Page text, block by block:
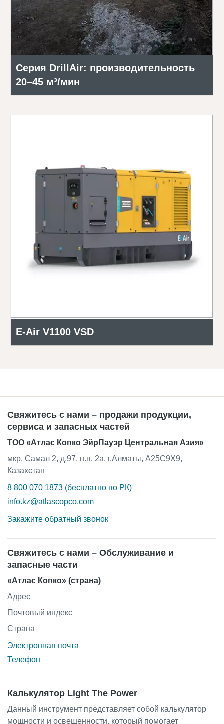
Серия DrillAir: производительность
20–45 м³/мин
E-Air V1100 VSD
Свяжитесь с нами – продажи продукции,
сервиса и запасных частей
ТОО «Атлас Копко ЭйрПауэр Центральная Азия»
мкр. Самал 2, д.97, н.п. 2а, г.Алматы, A25C9X9,
Казахстан
8 800 070 1873 (бесплатно по РК)
info.kz@atlascopco.com
Закажите обратный звонок
Свяжитесь с нами – Обслуживание и
запасные части
«Атлас Копко» (страна)
Адрес
Почтовый индекс
Страна
Электронная почта
Телефон
Калькулятор Light The Power
Данный инструмент представляет собой калькулятор
мощности и освещенности, который помогает